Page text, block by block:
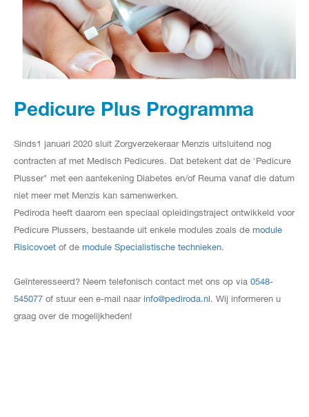
Pedicure Plus Programma
Sinds1 januari 2020 sluit Zorgverzekeraar Menzis uitsluitend nog
contracten af met Medisch Pedicures. Dat betekent dat de 'Pedicure
Plusser" met een aantekening Diabetes en/of Reuma vanaf die datum
niet meer met Menzis kan samenwerken.
Pediroda heeft daarom een speciaal opleidingstraject ontwikkeld voor
Pedicure Plussers, bestaande uit enkele modules zoals de module
Risicovoet of de module Specialistische technieken.
Geïnteresseerd? Neem telefonisch contact met ons op via 0548-
545077 of stuur een e-mail naar info@pediroda.nl . Wij informeren u
graag over de mogelijkheden!